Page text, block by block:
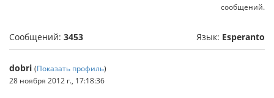
сообщений.
Сообщений: 3453 Язык: Esperanto
dobri (Показать профиль)
28 ноября 2012 г., 17:18:36